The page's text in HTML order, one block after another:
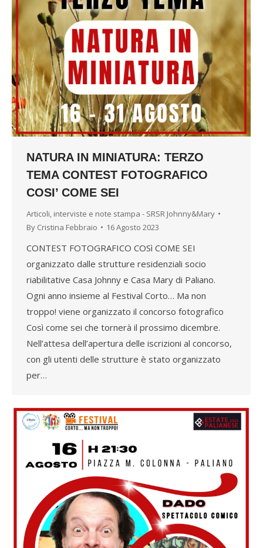
NATURA IN MINIATURA: TERZO
TEMA CONTEST FOTOGRAFICO
COSI’ COME SEI
Articoli, interviste e note stampa - SRSR Johnny&Mary
By Cristina Febbraio 16 Agosto 2023
CONTEST FOTOGRAFICO COSì COME SEI
organizzato dalle strutture residenziali socio
riabilitative Casa Johnny e Casa Mary di Paliano.
Ogni anno insieme al Festival Corto… Ma non
troppo! viene organizzato il concorso fotografico
Così come sei che tornerà il prossimo dicembre.
Nell’attesa dell’apertura delle iscrizioni al concorso,
con gli utenti delle strutture è stato organizzato
per…